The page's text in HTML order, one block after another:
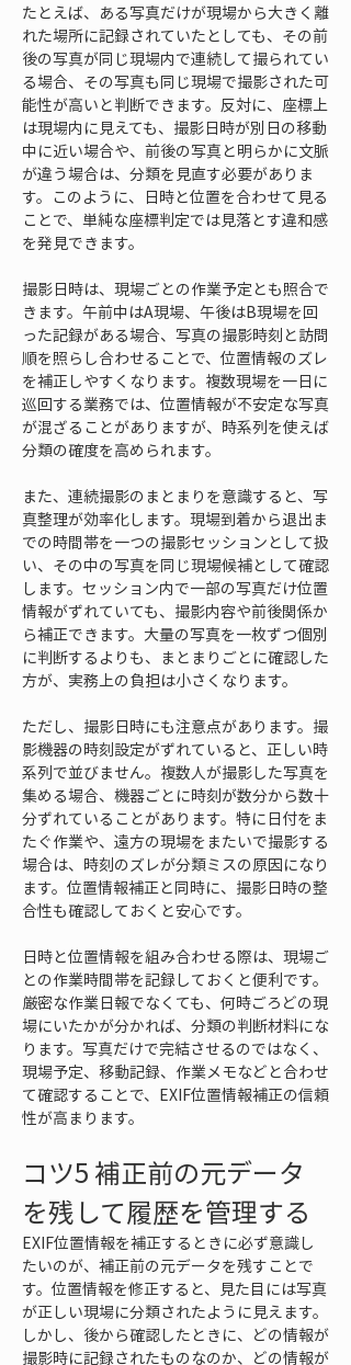
たとえば、ある写真だけが現場から大きく離
れた場所に記録されていたとしても、その前
後の写真が同じ現場内で連続して撮られてい
る場合、その写真も同じ現場で撮影された可
能性が高いと判断できます。反対に、座標上
は現場内に見えても、撮影日時が別日の移動
中に近い場合や、前後の写真と明らかに文脈
が違う場合は、分類を見直す必要がありま
す。このように、日時と位置を合わせて見る
ことで、単純な座標判定では見落とす違和感
を発見できます。
撮影日時は、現場ごとの作業予定とも照合で
きます。午前中はA現場、午後はB現場を回
った記録がある場合、写真の撮影時刻と訪問
順を照らし合わせることで、位置情報のズレ
を補正しやすくなります。複数現場を一日に
巡回する業務では、位置情報が不安定な写真
が混ざることがありますが、時系列を使えば
分類の確度を高められます。
また、連続撮影のまとまりを意識すると、写
真整理が効率化します。現場到着から退出ま
での時間帯を一つの撮影セッションとして扱
い、その中の写真を同じ現場候補として確認
します。セッション内で一部の写真だけ位置
情報がずれていても、撮影内容や前後関係か
ら補正できます。大量の写真を一枚ずつ個別
に判断するよりも、まとまりごとに確認した
方が、実務上の負担は小さくなります。
ただし、撮影日時にも注意点があります。撮
影機器の時刻設定がずれていると、正しい時
系列で並びません。複数人が撮影した写真を
集める場合、機器ごとに時刻が数分から数十
分ずれていることがあります。特に日付をま
たぐ作業や、遠方の現場をまたいで撮影する
場合は、時刻のズレが分類ミスの原因になり
ます。位置情報補正と同時に、撮影日時の整
合性も確認しておくと安心です。
日時と位置情報を組み合わせる際は、現場ご
との作業時間帯を記録しておくと便利です。
厳密な作業日報でなくても、何時ごろどの現
場にいたかが分かれば、分類の判断材料にな
ります。写真だけで完結させるのではなく、
現場予定、移動記録、作業メモなどと合わせ
て確認することで、EXIF位置情報補正の信頼
性が高まります。
コツ5 補正前の元データ
を残して履歴を管理する
EXIF位置情報を補正するときに必ず意識し
たいのが、補正前の元データを残すことで
す。位置情報を修正すると、見た目には写真
が正しい現場に分類されたように見えます。
しかし、後から確認したときに、どの情報が
撮影時に記録されたものなのか、どの情報が